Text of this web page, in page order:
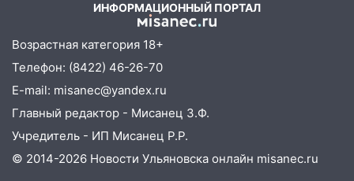
Мошенники обманули 92-летнюю
19:14 Житель Ульяновской области
заработал уголовное дело
Прогноз погоды на 6 августа в
Ульяновской области
ИНФОРМАЦИОННЫЙ ПОРТАЛ
Возрастная категория 18+
Телефон: (8422) 46-26-70
E-mail: misanec@yandex.ru
Главный редактор - Мисанец З.Ф.
Учредитель - ИП Мисанец Р.Р.
© 2014-2026 Новости Ульяновска онлайн misanec.ru